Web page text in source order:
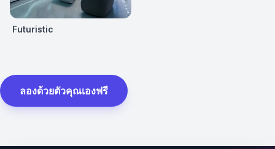
Futuristic
ลองด้วยตัวคุณเองฟรี